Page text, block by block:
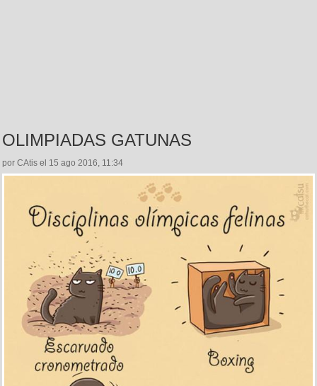
OLIMPIADAS GATUNAS
por CAtis el 15 ago 2016, 11:34